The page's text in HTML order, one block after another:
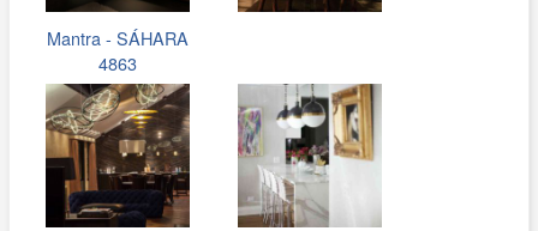
Mantra - SÁHARA
4863